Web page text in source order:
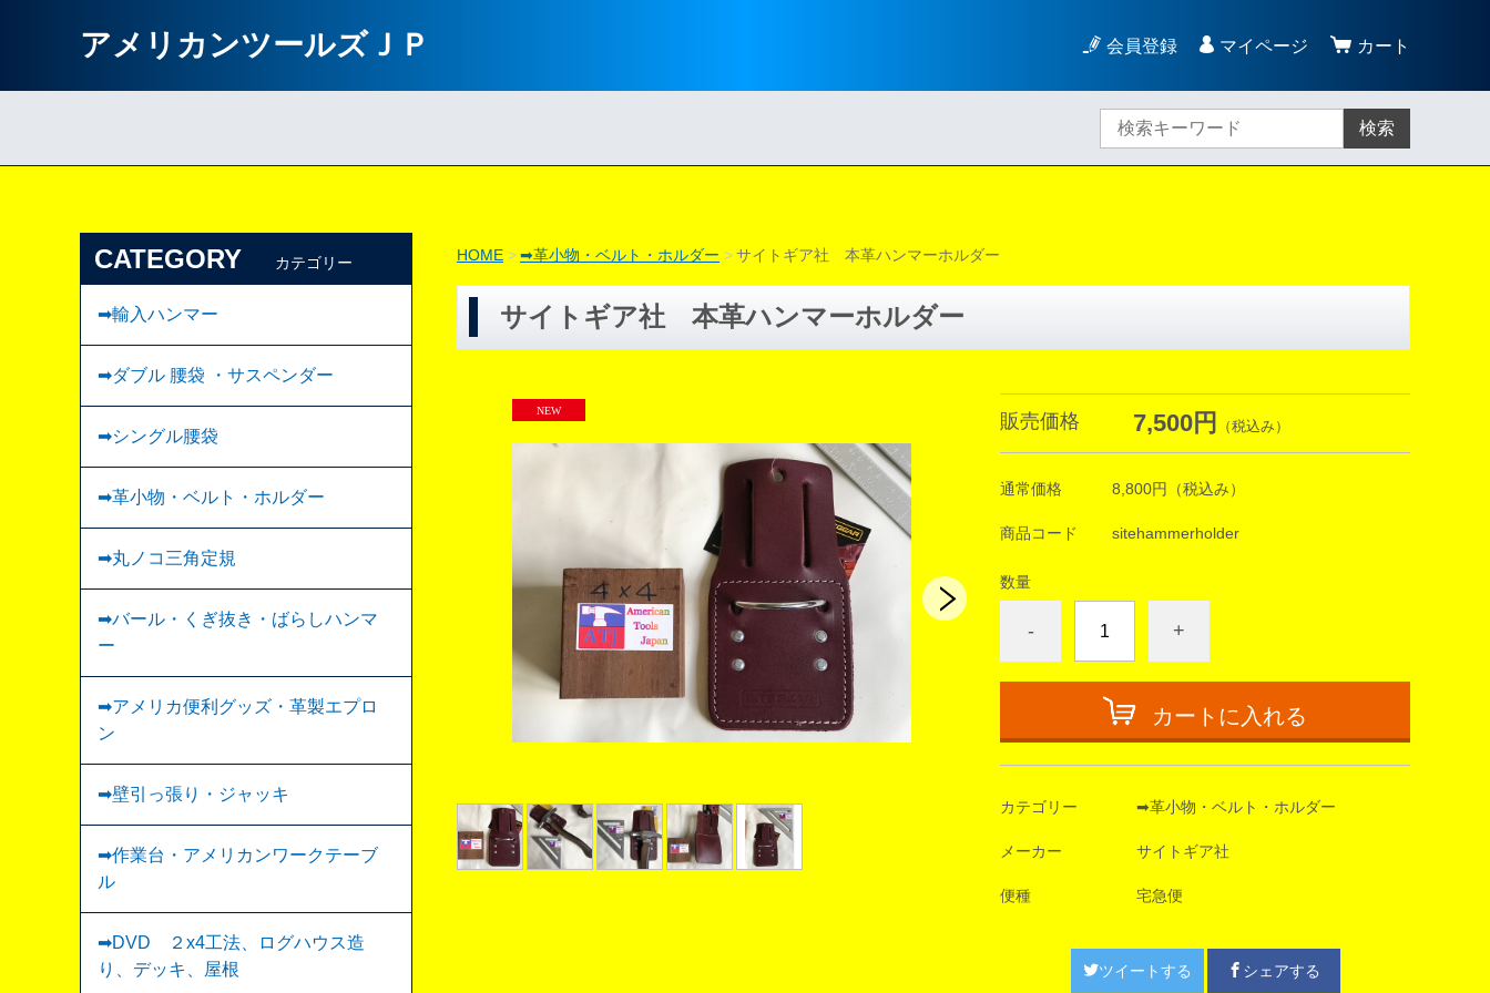
アメリカンツールズＪＰ 会員登録 マイページ カート
検索
HOME ➡︎革小物・ベルト・ホルダー サイトギア社 本革ハンマーホルダー
サイトギア社 本革ハンマーホルダー
販売価格 7,500円 （税込み）
通常価格 8,800円 （税込み）
商品コード sitehammerholder
数量
- +
カートに入れる
カテゴリー ➡︎革小物・ベルト・ホルダー
メーカー サイトギア社
便種 宅急便
ツイートする シェアする
CATEGORY カテゴリー
➡輸入ハンマー
➡ダブル 腰袋 ・サスペンダー
➡︎シングル腰袋
➡︎革小物・ベルト・ホルダー
➡丸ノコ三角定規
➡バール・くぎ抜き・ばらしハンマ
ー
➡アメリカ便利グッズ・革製エプロ
ン
➡壁引っ張り・ジャッキ
➡作業台・アメリカンワークテーブ
ル
➡DVD ２x4工法、ログハウス造
り、デッキ、屋根